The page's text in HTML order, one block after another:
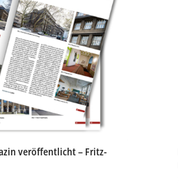
veröffentlicht – Fritz-